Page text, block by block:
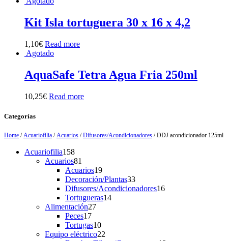
Kit Isla tortuguera 30 x 16 x 4,2
1,10€ Read more
Agotado
AquaSafe Tetra Agua Fria 250ml
10,25€ Read more
Categorías
Home /Acuariofilia /Acuarios /Difusores/Acondicionadores / DDJ acondicionador 125ml
Acuariofilia158158
products
Acuarios81
products
Acuarios1919
products
Decoración/Plantas3333
products
Difusores/Acondicionadores1616
Tortugueras1414
Alimentación2727
Peces1717
products
Tortugas1010
products
Equipo eléctrico22